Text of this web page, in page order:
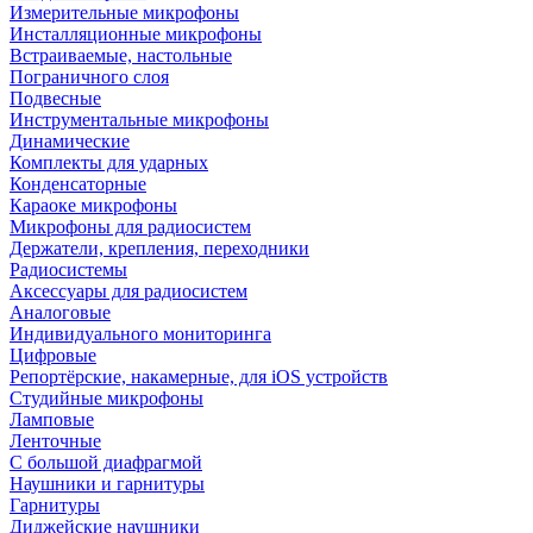
Измерительные микрофоны
Инсталляционные микрофоны
Встраиваемые, настольные
Пограничного слоя
Подвесные
Инструментальные микрофоны
Динамические
Комплекты для ударных
Конденсаторные
Караоке микрофоны
Микрофоны для радиосистем
Держатели, крепления, переходники
Радиосистемы
Аксессуары для радиосистем
Аналоговые
Индивидуального мониторинга
Цифровые
Репортёрские, накамерные, для iOS устройств
Студийные микрофоны
Ламповые
Ленточные
С большой диафрагмой
Наушники и гарнитуры
Гарнитуры
Диджейские наушники